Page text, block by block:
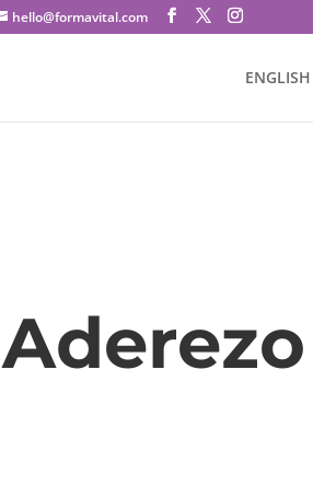
hello@formavital.com
ENGLISH